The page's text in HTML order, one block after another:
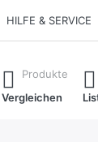
HILFE & SERVICE
Produkte
Vergleichen